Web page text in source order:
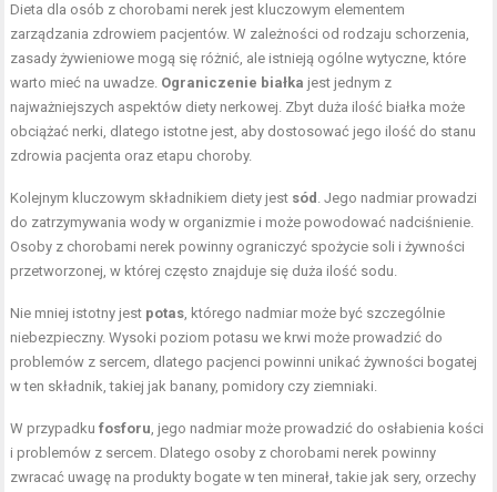
Dieta dla osób z chorobami nerek jest kluczowym elementem
zarządzania zdrowiem pacjentów. W zależności od rodzaju schorzenia,
zasady żywieniowe mogą się różnić, ale istnieją ogólne wytyczne, które
warto mieć na uwadze. Ograniczenie białka jest jednym z
najważniejszych aspektów diety nerkowej. Zbyt duża ilość białka może
obciążać nerki, dlatego istotne jest, aby dostosować jego ilość do stanu
zdrowia pacjenta oraz etapu choroby.
Kolejnym kluczowym składnikiem diety jest sód . Jego nadmiar prowadzi
do zatrzymywania wody w organizmie i może powodować nadciśnienie.
Osoby z chorobami nerek powinny ograniczyć spożycie soli i żywności
przetworzonej, w której często znajduje się duża ilość sodu.
Nie mniej istotny jest potas, którego nadmiar może być szczególnie
niebezpieczny. Wysoki poziom potasu we krwi może prowadzić do
problemów z sercem, dlatego pacjenci powinni unikać żywności bogatej
w ten składnik, takiej jak banany, pomidory czy ziemniaki.
W przypadkufosforu, jego nadmiar może prowadzić do osłabienia kości
i problemów z sercem. Dlatego osoby z chorobami nerek powinny
zwracać uwagę na produkty bogate w ten minerał, takie jak sery, orzechy